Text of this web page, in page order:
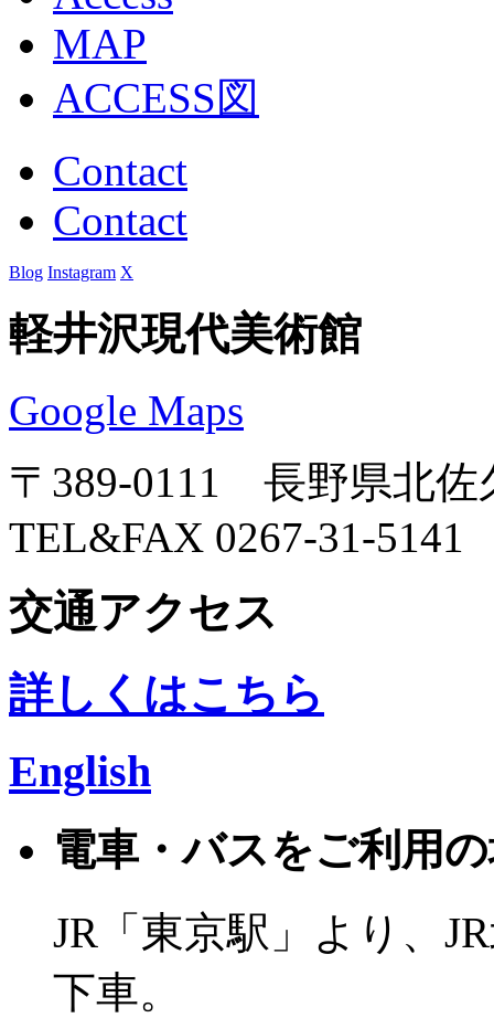
MAP
ACCESS図
Contact
Contact
Blog Instagram X
軽井沢現代美術館
Google Maps
〒389-0111 長野県北佐
TEL&FAX 0267-31-5141
交通アクセス
詳しくはこちら
English
電車・バスをご利用
JR「東京駅」より、
下車。